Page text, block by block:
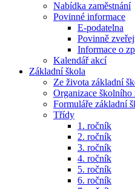
Nabídka zaměstnání
Povinné informace
E-podatelna
Povinně
Informace o
Kalendář akcí
Základní škola
Ze života základní
Organizace školního
Formuláře základní
Třídy
1. ročník
2. ročník
3. ročník
4. ročník
5. ročník
6. ročník